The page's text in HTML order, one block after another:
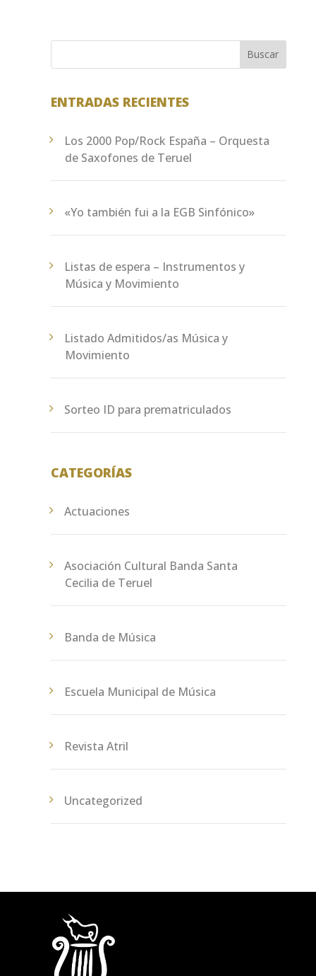
Escuela Pública de Música "Antón García
Buscar
ENTRADAS RECIENTES
Los 2000 Pop/Rock España – Orquesta
de Saxofones de Teruel
«Yo también fui a la EGB Sinfónico»
Listas de espera – Instrumentos y
Música y Movimiento
Listado Admitidos/as Música y
Movimiento
Sorteo ID para prematriculados
CATEGORÍAS
Actuaciones
Asociación Cultural Banda Santa
Cecilia de Teruel
Banda de Música
Escuela Municipal de Música
Revista Atril
Uncategorized